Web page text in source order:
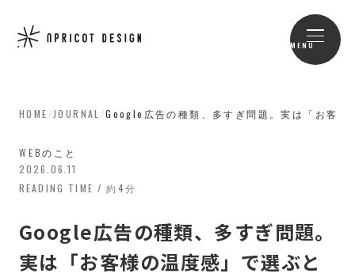
MENU
HOME /JOURNAL /Google広告の種類、多すぎ問題。実は「お客
WEBのこと
2026.06.11
READING TIME / 約4分
Google広告の種類、多すぎ問題。
実は「お客様の温度感」で選ぶと